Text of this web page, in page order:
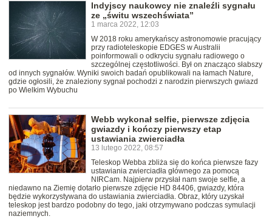
Indyjscy naukowcy nie znaleźli sygnału
ze „świtu wszechświata”
1 marca 2022, 12:03
W 2018 roku amerykańscy astronomowie pracujący
przy radioteleskopie EDGES w Australii
poinformowali o odkryciu sygnału radiowego o
szczególnej częstotliwości. Był on znacząco słabszy
od innych sygnałów. Wyniki swoich badań opublikowali na łamach Nature,
gdzie ogłosili, że znaleziony sygnał pochodzi z narodzin pierwszych gwiazd
po Wielkim Wybuchu
Webb wykonał selfie, pierwsze zdjęcia
gwiazdy i kończy pierwszy etap
ustawiania zwierciadła
13 lutego 2022, 08:57
Teleskop Webba zbliża się do końca pierwsze fazy
ustawiania zwierciadła głównego za pomocą
NIRCam. Najpierw przysłał nam swoje selfie, a
niedawno na Ziemię dotarło pierwsze zdjęcie HD 84406, gwiazdy, która
będzie wykorzystywana do ustawiania zwierciadła. Obraz, który uzyskał
teleskop jest bardzo podobny do tego, jaki otrzymywano podczas symulacji
naziemnych.